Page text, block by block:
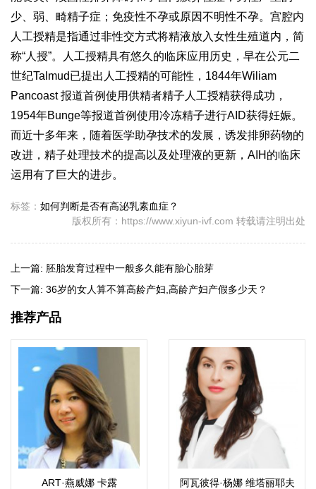
少、弱、畸精子症；免疫性不孕或原因不明性不孕。宫腔内
人工授精是指通过非性交方式将精液放入女性生殖道内，简
称“人授”。人工授精具有悠久的临床应用历史，早在公元二
世纪Talmud已提出人工授精的可能性，1844年Wiliam
Pancoast 报道首例使用供精者精子人工授精获得成功，
1954年Bunge等报道首例使用冷冻精子进行AID获得妊娠。
而近十多年来，随着医学助孕技术的发展，诱发排卵药物的
改进，精子处理技术的提高以及处理液的更新，AIH的临床
运用有了巨大的进步。
标签： 如何判断是否有高泌乳素血症？
版权所有：https://www.xiyun-ivf.com 转载请注明出处
上一篇: 胚胎发育过程中一般多久能有胎心胎芽
下一篇: 36岁的女人算不算高龄产妇,高龄产妇产假多少天？
推荐产品
ART·燕威娜 卡露
阿瓦彼得·杨娜 维塔丽耶夫